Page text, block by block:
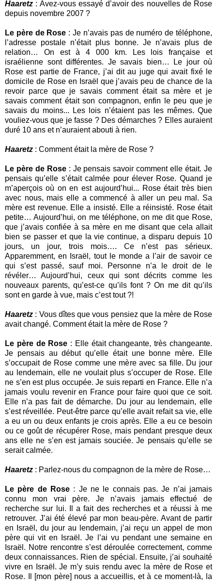
Haaretz : Avez-vous essayé d’avoir des nouvelles de Rose
depuis novembre 2007 ?
Le père de Rose : Je n’avais pas de numéro de téléphone,
l’adresse postale n’était plus bonne. Je n’avais plus de
relation… On est à 4 000 km. Les lois française et
israélienne sont différentes. Je savais bien… Le jour où
Rose est partie de France, j’ai dit au juge qui avait fixé le
domicile de Rose en Israël que j’avais peu de chance de la
revoir parce que je savais comment était sa mère et je
savais comment était son compagnon, enfin le peu que je
savais du moins... Les lois n’étaient pas les mêmes. Que
vouliez-vous que je fasse ? Des démarches ? Elles auraient
duré 10 ans et n’auraient abouti à rien.
Haaretz : Comment était la mère de Rose ?
Le père de Rose: Je pensais savoir comment elle était. Je
pensais qu’elle s’était calmée pour élever Rose. Quand je
m’aperçois où on en est aujourd’hui... Rose était très bien
avec nous, mais elle a commencé à aller un peu mal. Sa
mère est revenue. Elle a insisté. Elle a réinsisté. Rose était
petite… Aujourd’hui, on me téléphone, on me dit que Rose,
que j’avais confiée à sa mère en me disant que cela allait
bien se passer et que la vie continue, a disparu depuis 10
jours, un jour, trois mois…. Ce n’est pas sérieux.
Apparemment, en Israël, tout le monde a l’air de savoir ce
qui s’est passé, sauf moi. Personne n’a le droit de le
révéler… Aujourd’hui, ceux qui sont décrits comme les
nouveaux parents, qu’est-ce qu’ils font ? On me dit qu’ils
sont en garde à vue, mais c’est tout ?!
Haaretz : Vous dîtes que vous pensiez que la mère de Rose
avait changé. Comment était la mère de Rose ?
Le père de Rose : Elle était changeante, très changeante.
Je pensais au début qu’elle était une bonne mère. Elle
s’occupait de Rose comme une mère avec sa fille. Du jour
au lendemain, elle ne voulait plus s’occuper de Rose. Elle
ne s’en est plus occupée. Je suis reparti en France. Elle n’a
jamais voulu revenir en France pour faire quoi que ce soit.
Elle n’a pas fait de démarche. Du jour au lendemain, elle
s’est réveillée. Peut-être parce qu’elle avait refait sa vie, elle
a eu un ou deux enfants je crois après. Elle a eu ce besoin
ou ce goût de récupérer Rose, mais pendant presque deux
ans elle ne s’en est jamais souciée. Je pensais qu’elle se
serait calmée.
Haaretz : Parlez-nous du compagnon de la mère de Rose…
Le père de Rose : Je ne le connais pas. Je n’ai jamais
connu mon vrai père. Je n’avais jamais effectué de
recherche sur lui. Il a fait des recherches et a réussi à me
retrouver. J’ai été élevé par mon beau-père. Avant de partir
en Israël, du jour au lendemain, j’ai reçu un appel de mon
père qui vit en Israël. Je l’ai vu pendant une semaine en
Israël. Notre rencontre s’est déroulée correctement, comme
deux connaissances. Rien de spécial. Ensuite, j’ai souhaité
vivre en Israël. Je m’y suis rendu avec la mère de Rose et
Rose. Il [mon père] nous a accueillis, et à ce moment-là, la